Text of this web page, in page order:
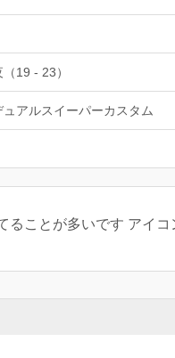
（19 - 23）
ュアルスイーパーカスタム
ることが多いです アイ